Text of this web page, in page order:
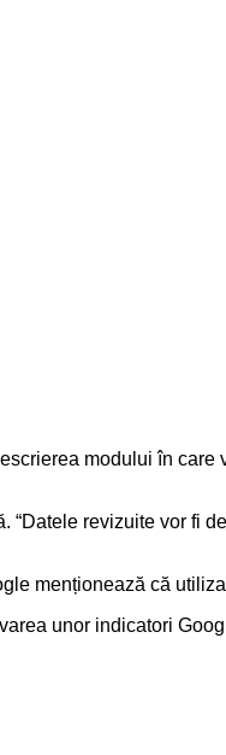
modului în
revizuite vor fi
menționează că
unor indicatori